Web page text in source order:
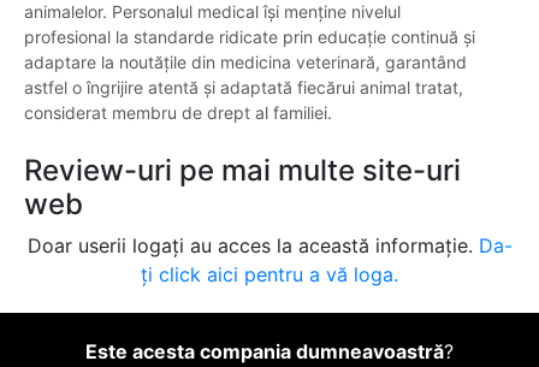
animalelor. Personalul medical își menține nivelul
profesional la standarde ridicate prin educație continuă și
adaptare la noutățile din medicina veterinară, garantând
astfel o îngrijire atentă și adaptată fiecărui animal tratat,
considerat membru de drept al familiei.
Review-uri pe mai multe site-uri
web
Doar userii logați au acces la această informație. Da-
ți click aici pentru a vă loga.
Este acesta compania dumneavoastră?